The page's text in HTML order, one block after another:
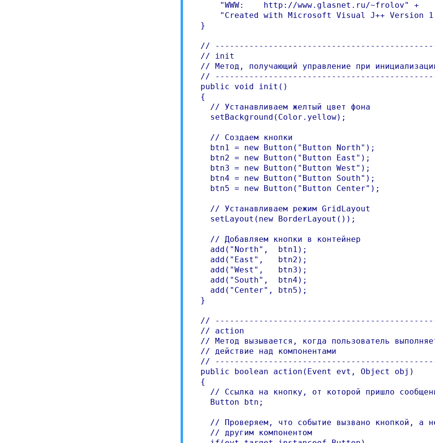
      "WWW:    http://www.glasnet.ru/~frolov" +
"Created with Microsoft Visual J++ Version
  }
//
  // init
// Метод, получающий управление при
//
  public void init()
  {
    // Устанавливаем желтый цвет фона
    setBackground(Color.yellow);
    // Создаем кнопки
    btn1 = new Button("Button North");
    btn2 = new Button("Button East");
    btn3 = new Button("Button West");
    btn4 = new Button("Button South");
    btn5 = new Button("Button Center");
    // Устанавливаем режим GridLayout
    setLayout(new BorderLayout());
    // Добавляем кнопки в контейнер
    add("North",  btn1);
    add("East",   btn2);
    add("West",   btn3);
    add("South",  btn4);
    add("Center", btn5);
  }
//
  // action
// Метод вызывается, когда пользователь
  // действие над компонентами
//
  public boolean action(Event evt, Object obj)
  {
// Ссылка на кнопку, от которой пришло
    Button btn;
// Проверяем, что событие вызвано кнопкой, а
    // другим компонентом